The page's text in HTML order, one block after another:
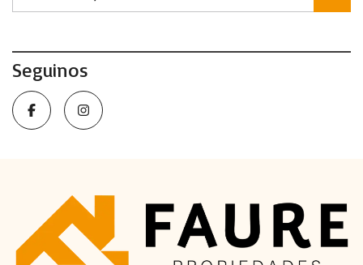
Seguinos